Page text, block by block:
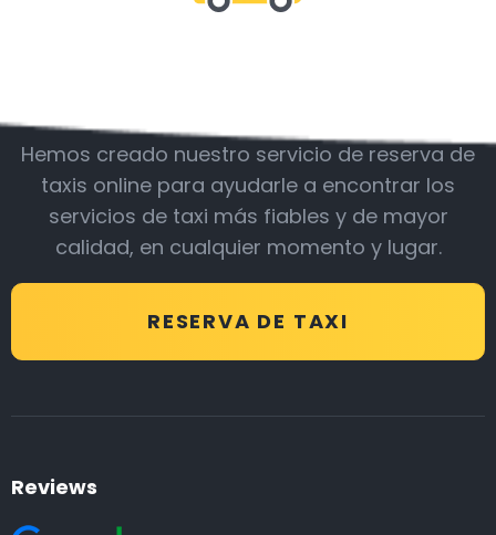
Hemos creado nuestro servicio de reserva de
taxis online para ayudarle a encontrar los
servicios de taxi más fiables y de mayor
calidad, en cualquier momento y lugar.
RESERVA DE TAXI
Reviews